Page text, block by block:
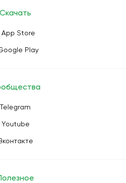
Скачать
App Store
Play
Telegram
Youtube